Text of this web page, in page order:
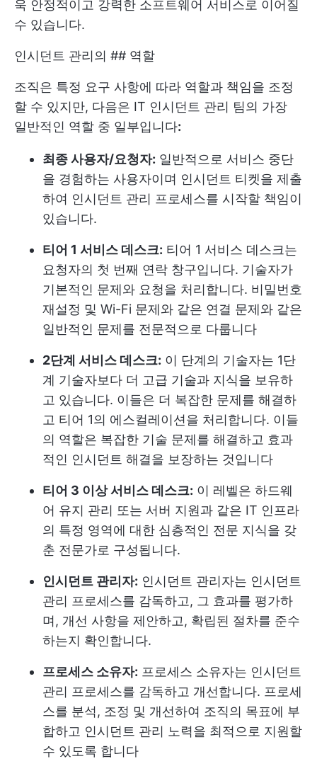
욱 안정적이고 강력한 소프트웨어 서비스로 이어질
수 있습니다.
인시던트 관리의 ## 역할
조직은 특정 요구 사항에 따라 역할과 책임을 조정
할 수 있지만, 다음은 IT 인시던트 관리 팀의 가장
일반적인 역할 중 일부입니다:
최종 사용자/요청자: 일반적으로 서비스 중단
을 경험하는 사용자이며 인시던트 티켓을 제출
하여 인시던트 관리 프로세스를 시작할 책임이
있습니다.
티어 1 서비스 데스크: 티어 1 서비스 데스크는
요청자의 첫 번째 연락 창구입니다. 기술자가
기본적인 문제와 요청을 처리합니다. 비밀번호
재설정 및 Wi-Fi 문제와 같은 연결 문제와 같은
일반적인 문제를 전문적으로 다룹니다
2단계 서비스 데스크: 이 단계의 기술자는 1단
계 기술자보다 더 고급 기술과 지식을 보유하
고 있습니다. 이들은 더 복잡한 문제를 해결하
고 티어 1의 에스컬레이션을 처리합니다. 이들
의 역할은 복잡한 기술 문제를 해결하고 효과
적인 인시던트 해결을 보장하는 것입니다
티어 3 이상 서비스 데스크: 이 레벨은 하드웨
어 유지 관리 또는 서버 지원과 같은 IT 인프라
의 특정 영역에 대한 심층적인 전문 지식을 갖
춘 전문가로 구성됩니다.
인시던트 관리자: 인시던트 관리자는 인시던트
관리 프로세스를 감독하고, 그 효과를 평가하
며, 개선 사항을 제안하고, 확립된 절차를 준수
하는지 확인합니다.
프로세스 소유자: 프로세스 소유자는 인시던트
관리 프로세스를 감독하고 개선합니다. 프로세
스를 분석, 조정 및 개선하여 조직의 목표에 부
합하고 인시던트 관리 노력을 최적으로 지원할
수 있도록 합니다